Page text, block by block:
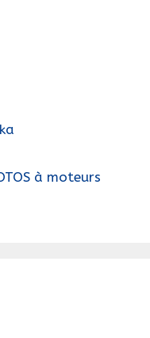
à moteurs